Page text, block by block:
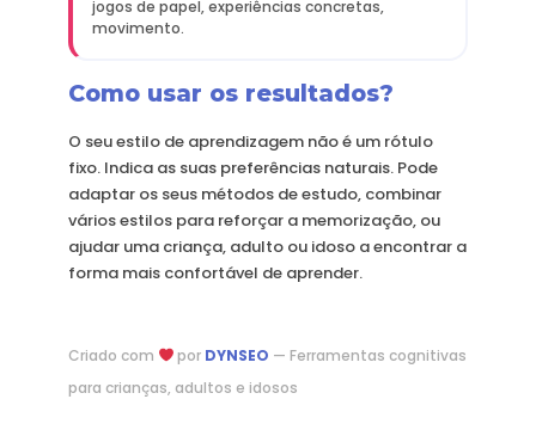
jogos de papel, experiências concretas,
movimento.
Como usar os resultados?
O seu estilo de aprendizagem não é um rótulo
fixo. Indica as suas preferências naturais. Pode
adaptar os seus métodos de estudo, combinar
vários estilos para reforçar a memorização, ou
ajudar uma criança, adulto ou idoso a encontrar a
forma mais confortável de aprender.
Criado com por DYNSEO — Ferramentas cognitivas
para crianças, adultos e idosos